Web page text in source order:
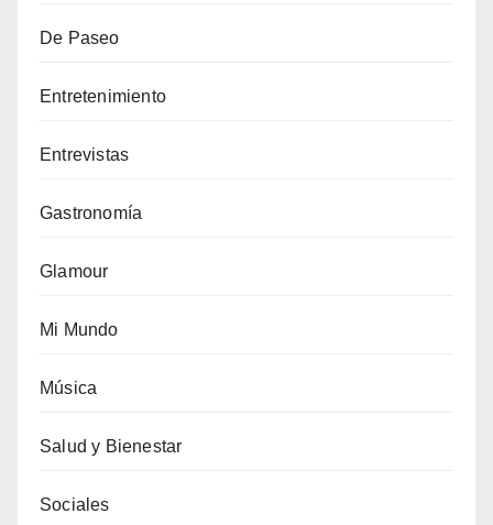
De Paseo
Entretenimiento
Entrevistas
Gastronomía
Glamour
Mi Mundo
Música
Salud y Bienestar
Sociales